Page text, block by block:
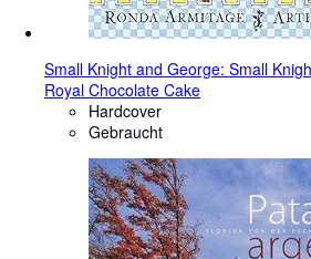
Small Knight and George: Small
Royal Chocolate Cake
Hardcover
Gebraucht